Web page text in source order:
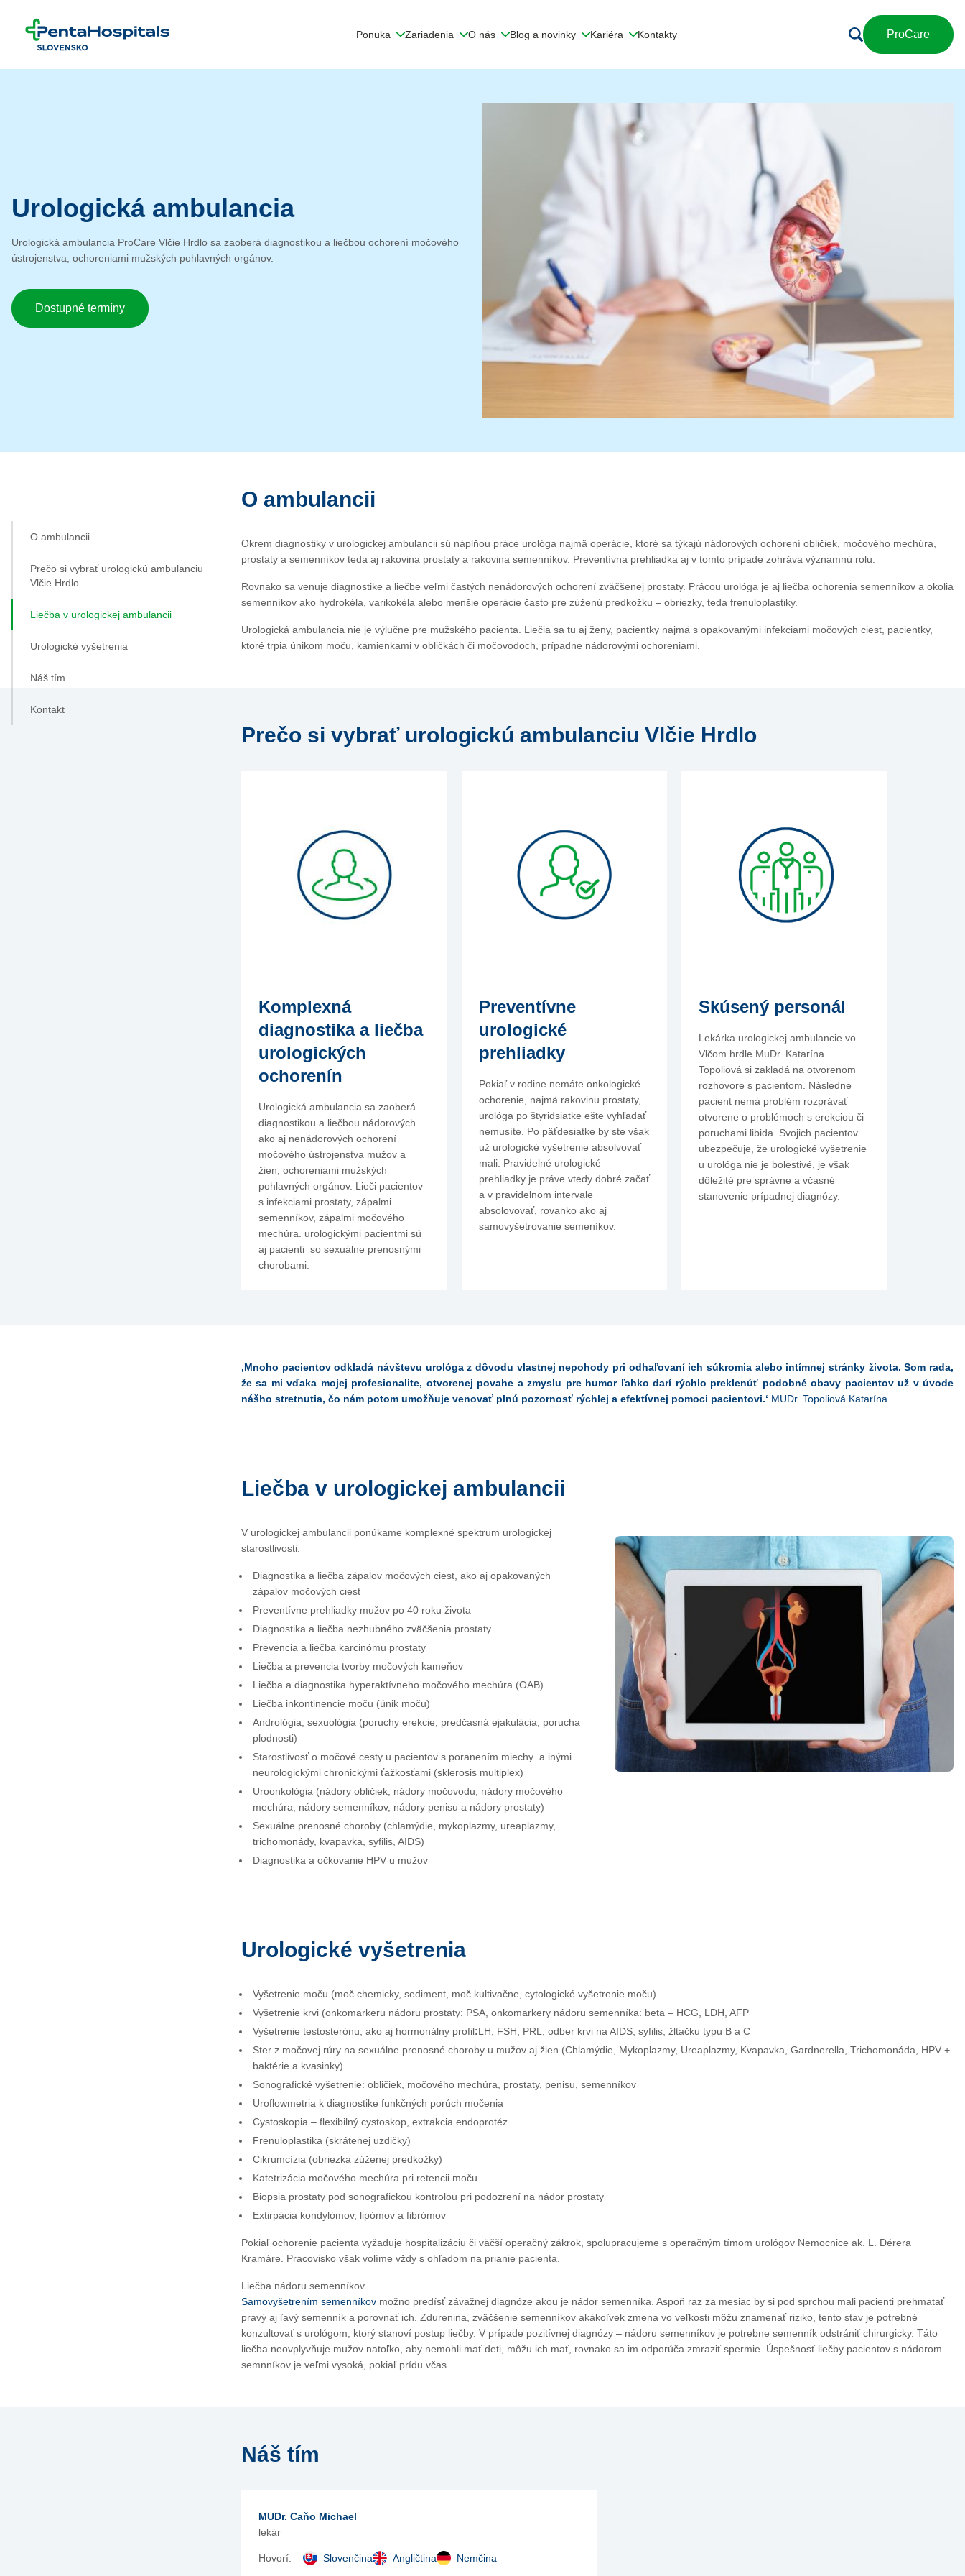
Ponuka Zariadenia O nás Blog a novinky Kariéra Kontakty ProCare
O ambulancii
Prečo si vybrať urologickú ambulanciu
Vlčie Hrdlo
Liečba v urologickej ambulancii
Urologické vyšetrenia
Náš tím
Kontakt
Urologická ambulancia
Urologická ambulancia ProCare Vlčie Hrdlo sa zaoberá diagnostikou a liečbou ochorení močového
ústrojenstva, ochoreniami mužských pohlavných orgánov.
Dostupné termíny
O ambulancii
Okrem diagnostiky v urologickej ambulancii sú náplňou práce urológa najmä operácie, ktoré sa týkajú nádorových ochorení obličiek, močového mechúra,
prostaty a semenníkov teda aj rakovina prostaty a rakovina semenníkov. Preventívna prehliadka aj v tomto prípade zohráva významnú rolu.
Rovnako sa venuje diagnostike a liečbe veľmi častých nenádorových ochorení zväčšenej prostaty. Prácou urológa je aj liečba ochorenia semenníkov a okolia
semenníkov ako hydrokéla, varikokéla alebo menšie operácie často pre zúženú predkožku – obriezky, teda frenuloplastiky.
Urologická ambulancia nie je výlučne pre mužského pacienta. Liečia sa tu aj ženy, pacientky najmä s opakovanými infekciami močových ciest, pacientky,
ktoré trpia únikom moču, kamienkami v obličkách či močovodoch, prípadne nádorovými ochoreniami.
Prečo si vybrať urologickú ambulanciu Vlčie Hrdlo
Komplexná
diagnostika a liečba
urologických
ochorenín
Urologická ambulancia sa zaoberá
diagnostikou a liečbou nádorových
ako aj nenádorových ochorení
močového ústrojenstva mužov a
žien, ochoreniami mužských
pohlavných orgánov. Lieči pacientov
s infekciami prostaty, zápalmi
semenníkov, zápalmi močového
mechúra. urologickými pacientmi sú
aj pacienti so sexuálne prenosnými
chorobami.
Preventívne
urologické
prehliadky
Pokiaľ v rodine nemáte onkologické
ochorenie, najmä rakovinu prostaty,
urológa po štyridsiatke ešte vyhľadať
nemusíte. Po päťdesiatke by ste však
už urologické vyšetrenie absolvovať
mali. Pravidelné urologické
prehliadky je práve vtedy dobré začať
a v pravidelnom intervale
absolovovať, rovanko ako aj
samovyšetrovanie semeníkov.
Skúsený personál
Lekárka urologickej ambulancie vo
Vlčom hrdle MuDr. Katarína
Topoliová si zakladá na otvorenom
rozhovore s pacientom. Následne
pacient nemá problém rozprávať
otvorene o problémoch s erekciou či
poruchami libida. Svojich pacientov
ubezpečuje, že urologické vyšetrenie
u urológa nie je bolestivé, je však
dôležité pre správne a včasné
stanovenie prípadnej diagnózy.
‚Mnoho pacientov odkladá návštevu urológa z dôvodu vlastnej nepohody pri odhaľovaní ich súkromia alebo intímnej stránky života. Som rada,
že sa mi vďaka mojej profesionalite, otvorenej povahe a zmyslu pre humor ľahko darí rýchlo preklenúť podobné obavy pacientov už v úvode
nášho stretnutia, čo nám potom umožňuje venovať plnú pozornosť rýchlej a efektívnej pomoci pacientovi.‘ MUDr. Topoliová Katarína
Liečba v urologickej ambulancii
V urologickej ambulancii ponúkame komplexné spektrum urologickej
starostlivosti:
Diagnostika a liečba zápalov močových ciest, ako aj opakovaných
zápalov močových ciest
Preventívne prehliadky mužov po 40 roku života
Diagnostika a liečba nezhubného zväčšenia prostaty
Prevencia a liečba karcinómu prostaty
Liečba a prevencia tvorby močových kameňov
Liečba a diagnostika hyperaktívneho močového mechúra (OAB)
Liečba inkontinencie moču (únik moču)
Andrológia, sexuológia (poruchy erekcie, predčasná ejakulácia, porucha
plodnosti)
Starostlivosť o močové cesty u pacientov s poranením miechy a inými
neurologickými chronickými ťažkosťami (sklerosis multiplex)
Uroonkológia (nádory obličiek, nádory močovodu, nádory močového
mechúra, nádory semenníkov, nádory penisu a nádory prostaty)
Sexuálne prenosné choroby (chlamýdie, mykoplazmy, ureaplazmy,
trichomonády, kvapavka, syfilis, AIDS)
Diagnostika a očkovanie HPV u mužov
Urologické vyšetrenia
Vyšetrenie moču (moč chemicky, sediment, moč kultivačne, cytologické vyšetrenie moču)
Vyšetrenie krvi (onkomarkeru nádoru prostaty: PSA, onkomarkery nádoru semenníka: beta – HCG, LDH, AFP
Vyšetrenie testosterónu, ako aj hormonálny profil:LH, FSH, PRL, odber krvi na AIDS, syfilis, žltačku typu B a C
Ster z močovej rúry na sexuálne prenosné choroby u mužov aj žien (Chlamýdie, Mykoplazmy, Ureaplazmy, Kvapavka, Gardnerella, Trichomonáda, HPV +
baktérie a kvasinky)
Sonografické vyšetrenie: obličiek, močového mechúra, prostaty, penisu, semenníkov
Uroflowmetria k diagnostike funkčných porúch močenia
Cystoskopia – flexibilný cystoskop, extrakcia endoprotéz
Frenuloplastika (skrátenej uzdičky)
Cikrumcízia (obriezka zúženej predkožky)
Katetrizácia močového mechúra pri retencii moču
Biopsia prostaty pod sonografickou kontrolou pri podozrení na nádor prostaty
Extirpácia kondylómov, lipómov a fibrómov
Pokiaľ ochorenie pacienta vyžaduje hospitalizáciu či väčší operačný zákrok, spolupracujeme s operačným tímom urológov Nemocnice ak. L. Dérera
Kramáre. Pracovisko však volíme vždy s ohľadom na prianie pacienta.
Liečba nádoru semenníkov
Samovyšetrením semenníkov možno predísť závažnej diagnóze akou je nádor semenníka. Aspoň raz za mesiac by si pod sprchou mali pacienti prehmatať
pravý aj ľavý semenník a porovnať ich. Zdurenina, zväčšenie semenníkov akákoľvek zmena vo veľkosti môžu znamenať riziko, tento stav je potrebné
konzultovať s urológom, ktorý stanoví postup liečby. V prípade pozitívnej diagnózy – nádoru semenníkov je potrebne semenník odstrániť chirurgicky. Táto
liečba neovplyvňuje mužov natoľko, aby nemohli mať deti, môžu ich mať, rovnako sa im odporúča zmraziť spermie. Úspešnosť liečby pacientov s nádorom
semnníkov je veľmi vysoká, pokiaľ prídu včas.
Náš tím
MUDr. Caňo Michael
lekár
Hovorí: Slovenčina Angličtina Nemčina